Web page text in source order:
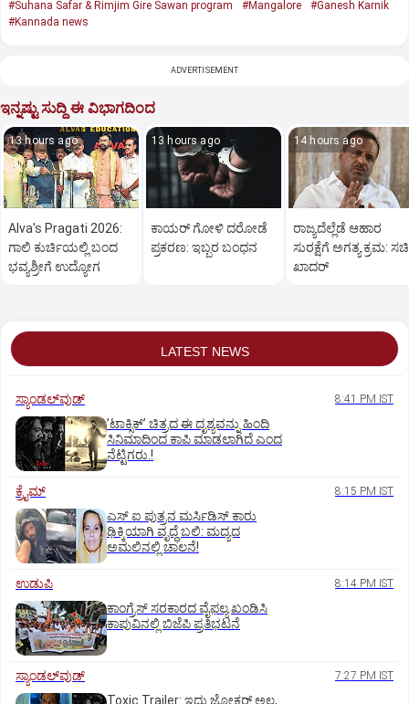
#Suhana Safar & Rimjim Gire Sawan program #Mangalore
#Ganesh Karnik
#Kannada news
ADVERTISEMENT
ಇನ್ನಷ್ಟು ಸುದ್ದಿ ಈ ವಿಭಾಗದಿಂದ
13 hours ago
Alva's Pragati 2026:
ಗಾಲಿ ಕುರ್ಚಿಯಲ್ಲಿ ಬಂದ
ಭವ್ಯಶ್ರೀಗೆ ಉದ್ಯೋಗ
13 hours ago
ಕಾಯರ್ ಗೋಳಿ ದರೋಡೆ
ಪ್ರಕರಣ: ಇಬ್ಬರ ಬಂಧನ
14 hours ago
ರಾಜ್ಯದೆಲ್ಲೆಡೆ ಆಹಾರ
ಸುರಕ್ಷೆಗೆ ಅಗತ್ಯ ಕ್ರಮ:
ಖಾದರ್
LATEST NEWS
ಸ್ಯಾಂಡಲ್‌ವುಡ್‌ 8:41 PM IST
ʼಟಾಕ್ಸಿಕ್‌ʼ ಚಿತ್ರದ ಈ ದೃಶ್ಯವನ್ನು ಹಿಂದಿ
ಸಿನಿಮಾದಿಂದ ಕಾಪಿ ಮಾಡಲಾಗಿದೆ ಎಂದ
ನೆಟ್ಟಿಗರು.!
ಕ್ರೈಮ್ 8:15 PM IST
ಎಸ್ ಐ ಪುತ್ರನ ಮರ್ಸಿಡಿಸ್‌ ಕಾರು
ಢಿಕ್ಕಿಯಾಗಿ ವೃದ್ಧೆ ಬಲಿ: ಮದ್ಯದ
ಅಮಲಿನಲ್ಲಿ ಚಾಲನೆ!
ಉಡುಪಿ 8:14 PM IST
ಕಾಂಗ್ರೆಸ್ ಸರಕಾರದ ವೈಫಲ್ಯ ಖಂಡಿಸಿ
ಕಾಪುವಿನಲ್ಲಿ ಬಿಜೆಪಿ ಪ್ರತಿಭಟನೆ
ಸ್ಯಾಂಡಲ್‌ವುಡ್‌ 7:27 PM IST
Toxic Trailer: ಇದು ಜೋಕರ್‌ ಅಲ್ಲ,